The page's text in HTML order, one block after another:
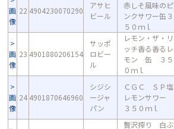
画
像
22 4904230070290
アサヒ
ビール
赤しそ風味のピ
ンクサワー缶３
５０ｍｌ
画
像
23 4901880206154
サッポ
ロビー
ル
レモン・ザ・リ
ッチ香る香るレ
モン 缶 ３５
０ｍｌ
画
像
24 4901870646960
シジシ
ージャ
パン
ＣＧＣ ＳＰ塩
レモンサワー
３５０ｍｌ
贅沢搾り 白ぶ